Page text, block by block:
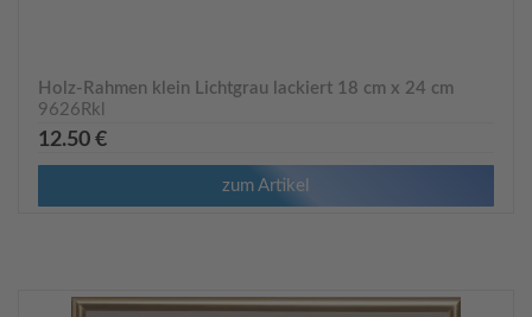
Holz-Rahmen klein Lichtgrau lackiert 18 cm x 24 cm
9626Rkl
12.50 €
zum Artikel